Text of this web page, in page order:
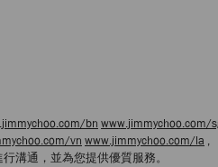
bn www.jimmychoo.com/
vn www.jimmychoo.com/la ,
溝通，並為您提供優質服務。